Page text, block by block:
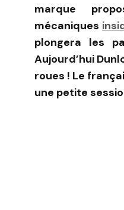
marque
mécaniques
plongera les
Aujourd’hui
roues ! Le
une petite